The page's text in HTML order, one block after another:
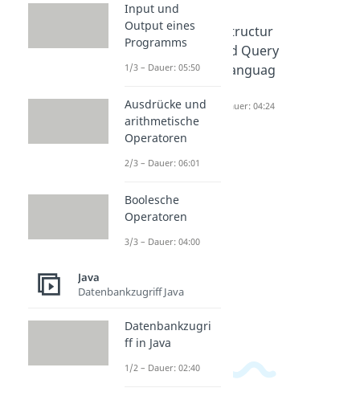
Relation
ale
Datenba
Dauer: 05:53
ER-
Modell
Dauer: 05:54
Structur
ed Query
Languag
Dauer: 04:24
Input und
Output eines
Programms
1/3 – Dauer: 05:50
Ausdrücke und
arithmetische
Operatoren
2/3 – Dauer: 06:01
Boolesche
Operatoren
3/3 – Dauer: 04:00
Java
Datenbankzugriff Java
Datenbankzugri
ff in Java
1/2 – Dauer: 02:40